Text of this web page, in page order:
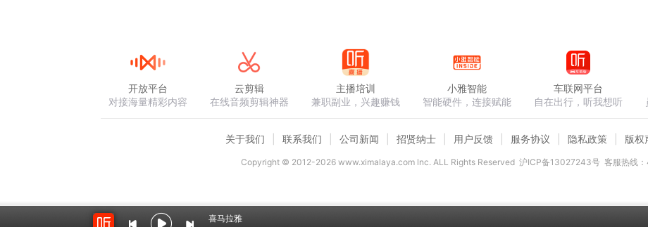
喜马拉雅
开放平台
对接海量精彩内容
云剪辑
在线音频剪辑神器
主播培训
兼职副业，兴趣赚钱
小雅智能
智能硬件，连接赋能
车联网平台
自在出行，听我想听
关于我们 联系我们 公司新闻 招贤纳士 用户反馈 服务协议 隐私政策 版权
Copyright © 2012-2026www.ximalaya.com lnc. ALL Rights Reserved 沪ICP备13027243号 客服热线